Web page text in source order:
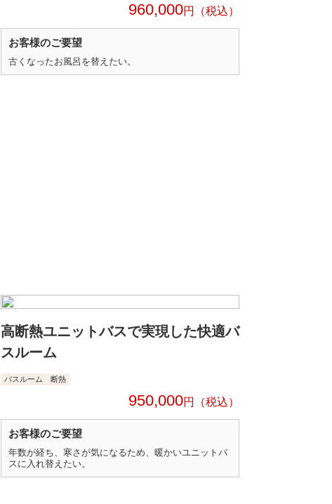
960,000円
お客様のご要望
古くなったお風呂を替えたい。
高断熱ユニットバスで実現した快適バ
スルーム
バスルーム 断熱
950,000円
お客様のご要望
年数が経ち、寒さが気になるため、暖かいユニットバ
スに入れ替えたい。